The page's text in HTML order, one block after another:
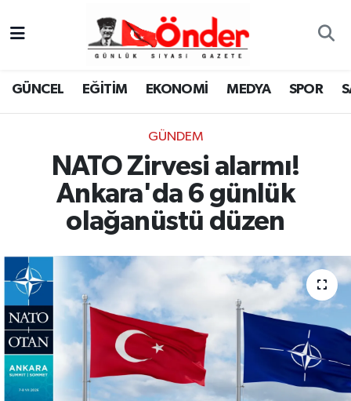
GÜNCEL EĞİTİM EKONOMİ MEDYA SPOR
GÜNDEM
NATO Zirvesi alarmı!
Ankara'da 6 günlük
olağanüstü düzen
GÜNCEL
MEDYA
SPOR
SAĞLIK
KÜLTÜR-SANAT
YAŞAM
RESMİ İLAN
Zonguldak Nöbetçi Eczaneler
Zonguldak Namaz Vakitleri
Zonguldak Trafik Yoğunluk Haritası
TFF 3.Lig 4.Grup Puan Durumu ve Fikstür
Tüm Manşetler
Son Dakika Haberleri
Haber Arşivi